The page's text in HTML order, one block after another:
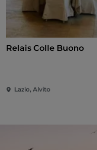
Relais Colle Buono
Lazio, Alvito